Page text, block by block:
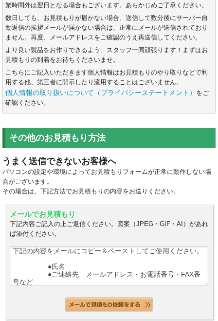
業時間外は翌日となる場合もございます。あらかじめご了承ください。
数日しても、お見積もりが届かない場合、送信して数分後にサーバー自
動返信の挨拶メールが届かない場合は、正常にメールが送信されており
ません。再度、メールアドレスをご確認のうえ再送信してください。
より良い製品をお作りできるよう、スタッフ一同頑張ります！まずはお
見積もりの到着をお待ちくださいませ。
こちらにご記入いただきます個人情報はお見積もりのやり取りなどで利
用する他、第三者に開示したり流用することはございません。
個人情報の取り扱いについて（プライバシーステートメント） をご
確認ください。
その他のお見積もり方法
うまく送信できないお客様へ
パソコンの設定や環境によってお見積もりフォームが正常に動作しない場
合がございます。
その場合は、下記方法でお見積もりの内容をお送りください。
メールでお見積もり
下記内容ご記入の上ご返信ください。図案（JPEG・GIF・AI）があれ
ば添付ください。